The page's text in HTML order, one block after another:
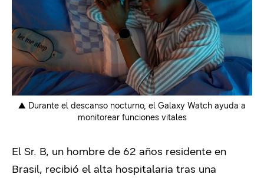
▲ Durante el descanso nocturno, el Galaxy Watch ayuda a
monitorear funciones vitales
El Sr. B, un hombre de 62 años residente en
Brasil, recibió el alta hospitalaria tras una